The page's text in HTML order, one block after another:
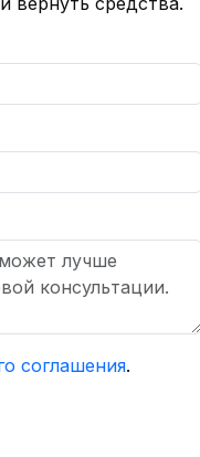
доступна
валютной
возможно
соглашения.